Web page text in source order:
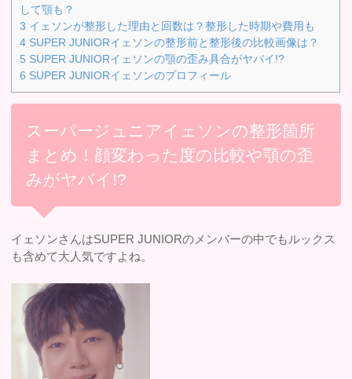
して顎も？
3 イェソンが整形した理由と回数は？整形した時期や費用も
4 SUPER JUNIORイェソンの整形前と整形後の比較画像は？
5 SUPER JUNIORイェソンの顎の歪み具合がヤバイ!?
6 SUPER JUNIORイェソンのプロフィール
スーパージュニアイェソンの整形箇所
まとめ！顔変わった度の比較や顎の歪
みがヤバイ!?
イェソンさんはSUPER JUNIORのメンバーの中でもルックス
も含めて大人気ですよね。